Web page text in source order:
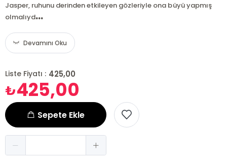
Jasper, ruhunu derinden etkileyen gözleriyle ona büyü yapmış
olmalıyd...
Devamını Oku
Liste Fiyatı : 425,00
₺425,00
Sepete Ekle